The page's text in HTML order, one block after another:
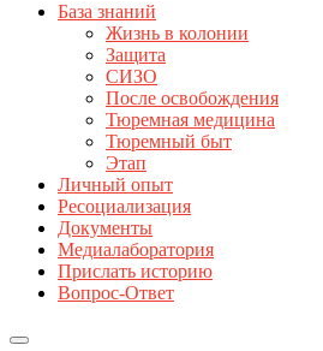
База знаний
Жизнь в колонии
Защита
СИЗО
После освобождения
Тюремная медицина
Тюремный быт
Этап
Личный опыт
Ресоциализация
Документы
Медиалаборатория
Прислать историю
Вопрос-Ответ